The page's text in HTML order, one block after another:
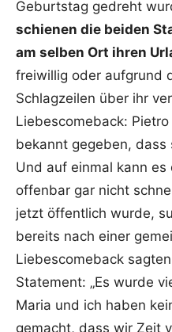
Geburtstag gedreht
schienen die beiden
am selben Ort ihren
freiwillig oder aufgrund
Schlagzeilen über ihr
Liebescomeback:
bekannt gegeben, dass
Und auf einmal kann
offenbar gar nicht
jetzt öffentlich wurde,
bereits nach einer
Liebescomeback
Statement: „Es wurde
Maria und ich haben
gemacht, dass wir Zeit